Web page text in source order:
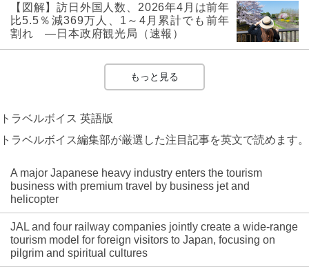
【図解】訪日外国人数、2026年4月は前年
比5.5％減369万人、1～4月累計でも前年
割れ ―日本政府観光局（速報）
もっと見る
トラベルボイス 英語版
トラベルボイス編集部が厳選した注目記事を英文で読めます。
A major Japanese heavy industry enters the tourism
business with premium travel by business jet and
helicopter
JAL and four railway companies jointly create a wide-range
tourism model for foreign visitors to Japan, focusing on
pilgrim and spiritual cultures